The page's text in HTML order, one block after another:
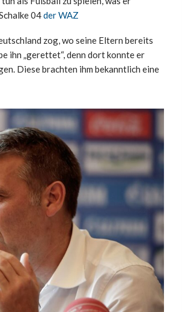
04der WAZ
zog, wo seine Eltern bereits
ihn „gerettet“, denn dort konnte er
Diese brachten ihm bekanntlich eine